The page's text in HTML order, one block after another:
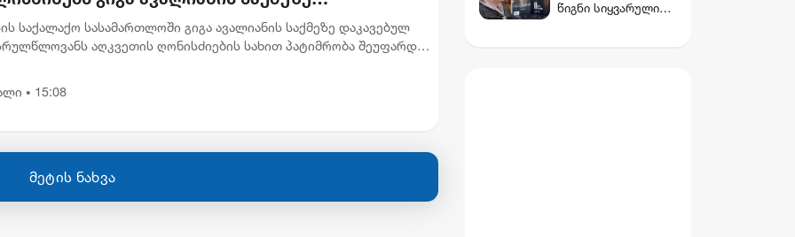
წაყენებული ბრალდება
საქალაქო სასამართლოში გიგა ავალიანის საქმეზე დაკავებულ
აღკვეთის ღონისძიების სახით პატიმრობა შეუფარდეს
• 15:08
მეტის ნახვა
დედა
წიგნი სიყვარულის